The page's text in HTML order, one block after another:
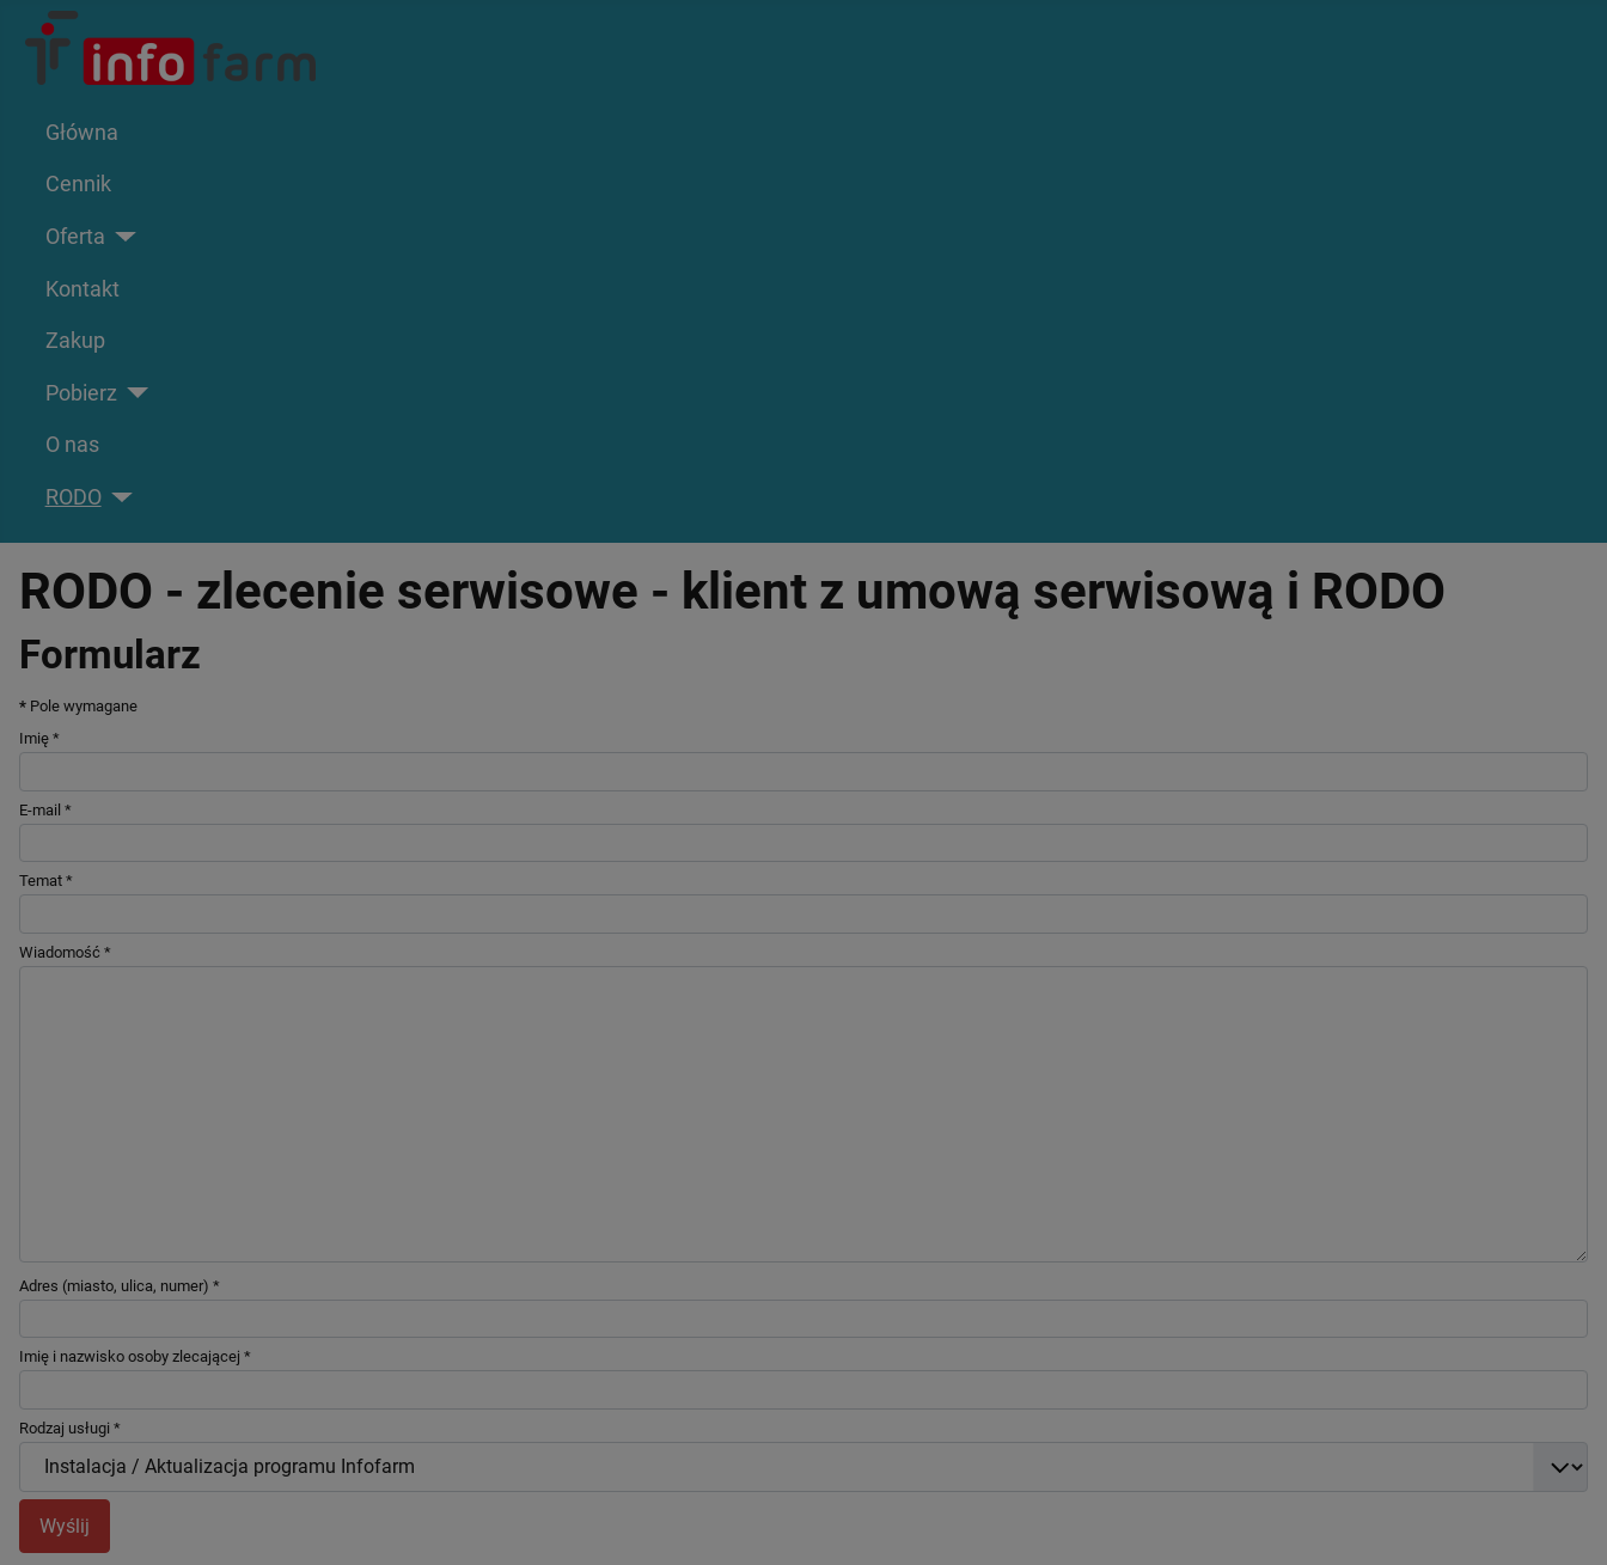
Główna
Cennik
Oferta
Kontakt
Zakup
Pobierz
O nas
RODO
RODO - zlecenie serwisowe - klient z umową serwisową i RODO
Formularz
* Pole wymagane
Imię *
E-mail *
Temat *
Wiadomość *
Adres (miasto, ulica, numer) *
Imię i nazwisko osoby zlecającej *
Rodzaj usługi *
Wyślij